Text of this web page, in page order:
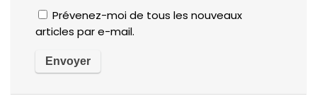
Prévenez-moi de tous les nouveaux
articles par e-mail.